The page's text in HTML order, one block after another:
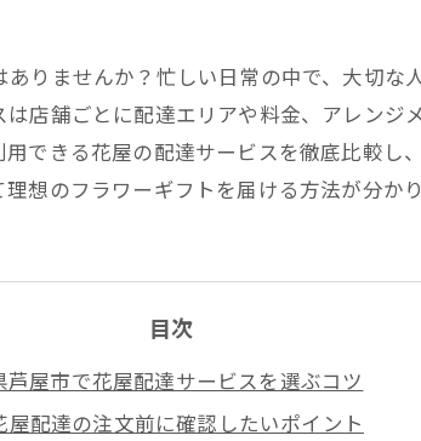
りませんか？忙しい日常の中で、大切な
店舗ごとに配達エリアや料金、アレンジ
できる花屋の配達サービスを徹底比較し
想のフラワーギフトを届ける方法が分かり
目次
芦屋市で花屋配達サービスを選ぶコツ
屋配達の注文前に確認したいポイント